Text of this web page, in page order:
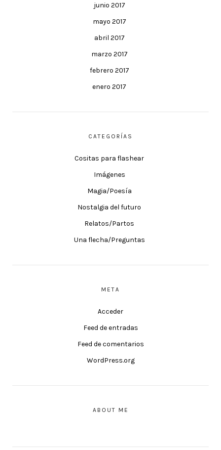
junio 2017
mayo 2017
abril 2017
marzo 2017
febrero 2017
enero 2017
CATEGORÍAS
Cositas para flashear
Imágenes
Magia/Poesía
Nostalgia del futuro
Relatos/Partos
Una flecha/Preguntas
META
Acceder
Feed de entradas
Feed de comentarios
WordPress.org
ABOUT ME